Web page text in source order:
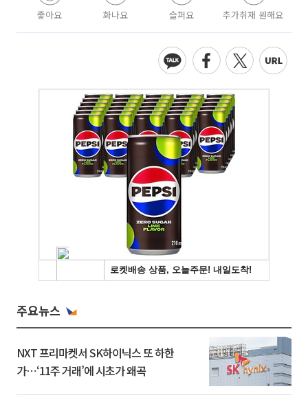
좋아요 화나요 슬퍼요 추가취재 원해요
주요뉴스
NXT 프리마켓서 SK하이닉스 또 하한
가⋯‘11주 거래’에 시초가 왜곡